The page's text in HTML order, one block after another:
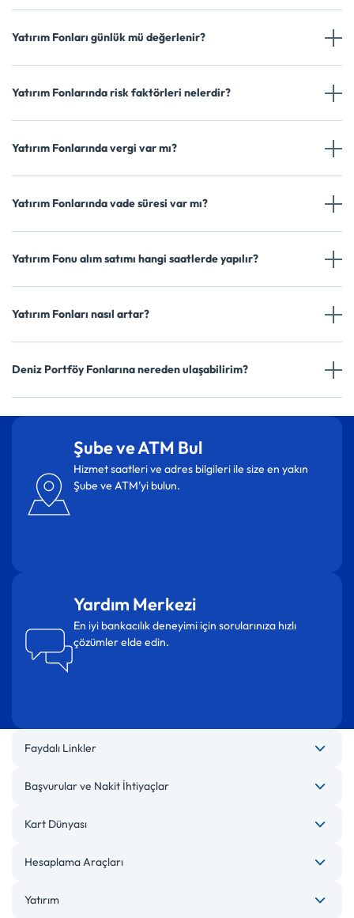
Yatırım Fonları günlük mü değerlenir?
Yatırım Fonlarında risk faktörleri nelerdir?
Yatırım Fonlarında vergi var mı?
Yatırım Fonlarında vade süresi var mı?
Yatırım Fonu alım satımı hangi saatlerde yapılır?
Yatırım Fonları nasıl artar?
Deniz Portföy Fonlarına nereden ulaşabilirim?
Şube ve ATM Bul
Hizmet saatleri ve adres bilgileri ile size en yakın
Şube ve ATM’yi bulun.
Yardım Merkezi
En iyi bankacılık deneyimi için sorularınıza hızlı
çözümler elde edin.
Faydalı Linkler
Başvurular ve Nakit İhtiyaçlar
Kart Dünyası
Hesaplama Araçları
Yatırım